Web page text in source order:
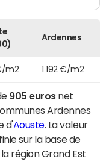
Ardennes
m2 1 192 €/m2
905 eurosnet
Ardennes
d'Aouste. La valeur
sur la base de
région Grand Est